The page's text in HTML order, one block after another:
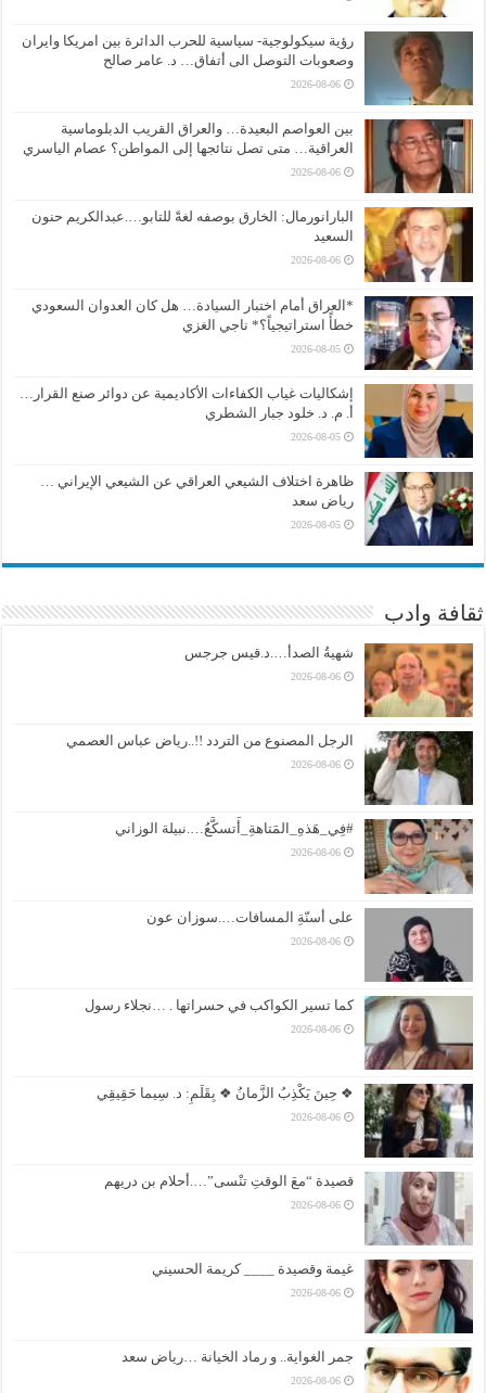
رؤية سيكولوجية- سياسية للحرب الدائرة بين امريكا وايران
وصعوبات التوصل الى أتفاق… د. عامر صالح
2026-08-06
بين العواصم البعيدة… والعراق القريب الدبلوماسية
العراقية… متى تصل نتائجها إلى المواطن؟ عصام الياسري
2026-08-06
البارانورمال: الخارق بوصفه لغةً للتابو….عبدالكريم حنون
السعيد
2026-08-06
*العراق أمام اختبار السيادة… هل كان العدوان السعودي
خطأً استراتيجياً؟* ناجي الغزي
2026-08-05
إشكاليات غياب الكفاءات الأكاديمية عن دوائر صنع القرار…
أ. م. د. خلود جبار الشطري
2026-08-05
ظاهرة اختلاف الشيعي العراقي عن الشيعي الإيراني …
رياض سعد
2026-08-05
ثقافة وادب
شهيةُ الصدأ….د.قيس جرجس
2026-08-06
الرجل المصنوع من التردد !!..رياض عباس العصمي
2026-08-06
#فِي_هَذهِ_المَتاهةِ_أَتسكَّعُ….نبيلة الوزاني
2026-08-06
على أسنّةِ المسافات….سوزان عون
2026-08-06
كما تسير الكواكب في حسراتها . …نجلاء رسول
2026-08-06
❖ حِينَ يَكْذِبُ الزَّمانُ ❖ بِقَلَمِ: د. سِيما حَقِيقِي
2026-08-06
قصيدة “معَ الوقتِ تنْسى”….أحلام بن دريهم
2026-08-06
غيمة وقصيدة ____ كريمة الحسيني
2026-08-06
جمر الغواية.. و رماد الخيانة …رياض سعد
2026-08-06